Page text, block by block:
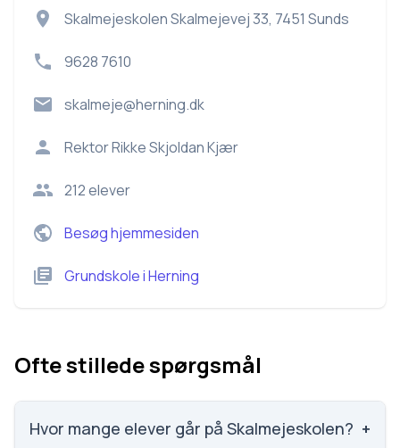
Skalmejeskolen Skalmejevej 33, 7451 Sunds
9628 7610
skalmeje@herning.dk
RektorRikke Skjoldan Kjær
212elever
Besøg hjemmesiden
GrundskoleiHerning
Ofte stillede spørgsmål
Hvor mange elever går på Skalmejeskolen? +